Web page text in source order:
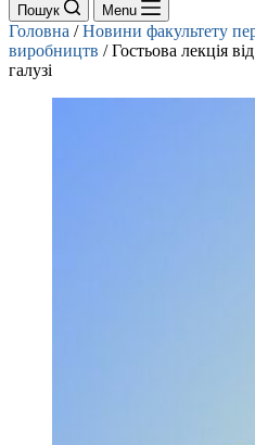
Пошук Menu
Головна /Новини факультету
виробництв /Гостьова лекція
галузі